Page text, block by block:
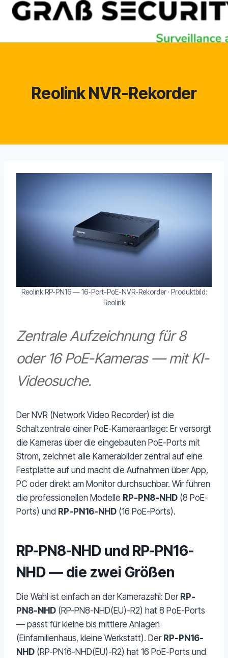
Zum
Inhalt
Reolink NVR-Rekorder
Reolink RP-PN16 — 16-Port-PoE-NVR-Rekorder · Produktbild:
Reolink
Zentrale Aufzeichnung für 8
oder 16 PoE-Kameras — mit KI-
Videosuche.
Der NVR (Network Video Recorder) ist die
Schaltzentrale einer PoE-Kameraanlage: Er versorgt
die Kameras über die eingebauten PoE-Ports mit
Strom, zeichnet alle Kamerabilder zentral auf eine
Festplatte auf und macht die Aufnahmen über App,
PC oder direkt am Monitor durchsuchbar. Wir führen
die professionellen Modelle RP-PN8-NHD (8 PoE-
Ports) und RP-PN16-NHD (16 PoE-Ports).
RP-PN8-NHD und RP-PN16-
NHD — die zwei Größen
Die Wahl ist einfach an der Kamerazahl: Der RP-
PN8-NHD (RP-PN8-NHD(EU)-R2) hat 8 PoE-Ports
— passt für kleine bis mittlere Anlagen
(Einfamilienhaus, kleine Werkstatt). Der RP-PN16-
NHD (RP-PN16-NHD(EU)-R2) hat 16 PoE-Ports und